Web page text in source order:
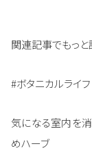
関連記事でもっと
#ボタニカルライフ
気になる室内を
めハーブ